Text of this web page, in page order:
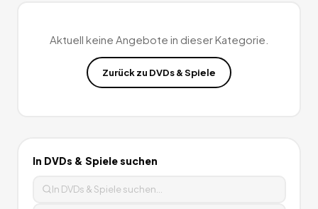
Aktuell keine Angebote in dieser Kategorie.
Zurück zu DVDs & Spiele
In DVDs & Spielesuchen